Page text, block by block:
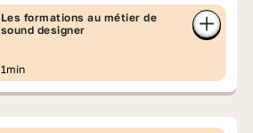
Les formations au métier de
sound designer
1min